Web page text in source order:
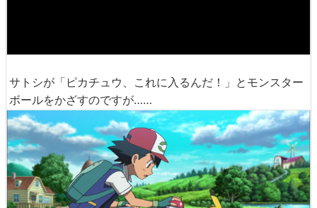
サトシが「ピカチュウ、これに入るんだ！」とモンスター
ボールをかざすのですが……